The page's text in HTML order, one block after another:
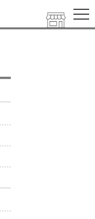
ナ
ビ
ゲ